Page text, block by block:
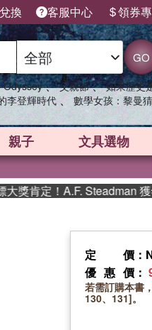
換 客服中心 領券
GO
Odyssey 、 父親節 、 如果歷史
李登輝時代 、 數學女孩：黎曼
親子 文具選物
肯定！A.F. Steadman 獲年
定價
優惠價 ：
若需訂購本書
130、131]。